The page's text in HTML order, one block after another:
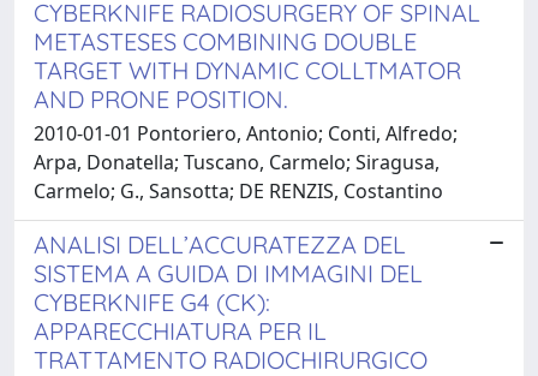
CYBERKNIFE RADIOSURGERY OF SPINAL
METASTESES COMBINING DOUBLE
TARGET WITH DYNAMIC COLLTMATOR
AND PRONE POSITION.
2010-01-01 Pontoriero, Antonio; Conti, Alfredo;
Arpa, Donatella; Tuscano, Carmelo; Siragusa,
Carmelo; G., Sansotta; DE RENZIS, Costantino
ANALISI DELL’ACCURATEZZA DEL
SISTEMA A GUIDA DI IMMAGINI DEL
CYBERKNIFE G4 (CK):
APPARECCHIATURA PER IL
TRATTAMENTO RADIOCHIRURGICO